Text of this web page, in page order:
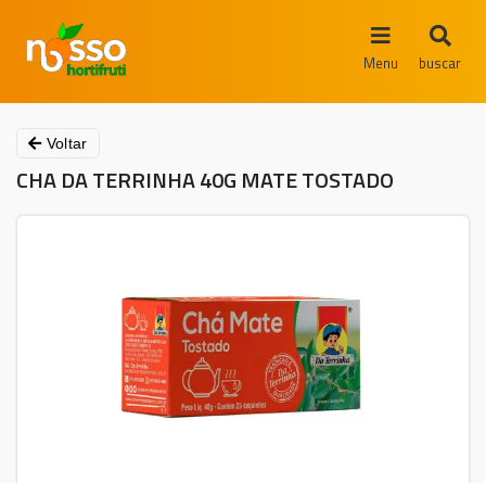
Menu buscar
Voltar
CHA DA TERRINHA 40G MATE TOSTADO